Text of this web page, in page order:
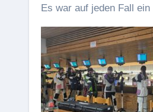
Es war auf jeden Fall